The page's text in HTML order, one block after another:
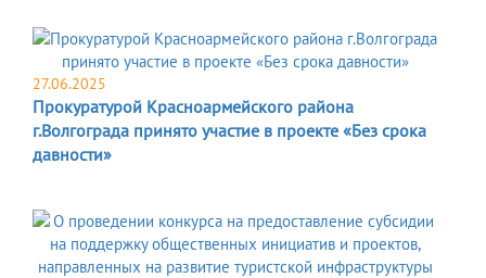
27.06.2025
Прокуратурой Красноармейского района
г.Волгограда принято участие в проекте «Без срока
давности»